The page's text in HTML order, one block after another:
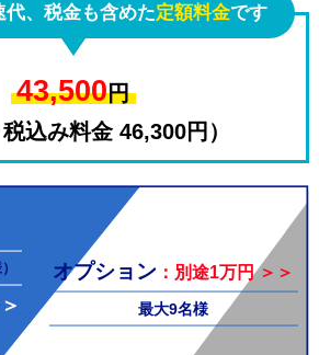
他料
代、税金も含めた定額料金です
43,500円
税込み料金 46,300円）
オプション ：別途1万円 ＞＞
最大9名様